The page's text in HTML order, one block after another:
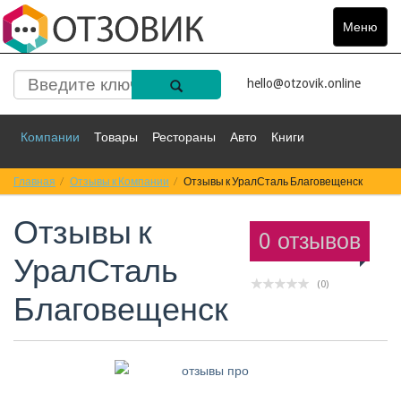
Меню
Toggle
hello@otzovik.online
Компании Товары Рестораны Авто Книги
Спорт Фильмы Деньги Путешествия
Красота Здоровье
Главная Отзывы к Компании Отзывы к УралСталь Благовещенск
0 отзывов
(0)
Отзывы к
УралСталь
Благовещенск